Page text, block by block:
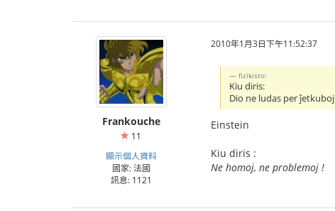
Frankouche
11
顯示個人資料
國家: 法國
訊息: 1121
2010年1月3日下午11:52:37
fizikisto:
Kiu diris:
Dio ne ludas per ĵetkuboj
Einstein
Kiu diris :
Ne homoj, ne problemoj !